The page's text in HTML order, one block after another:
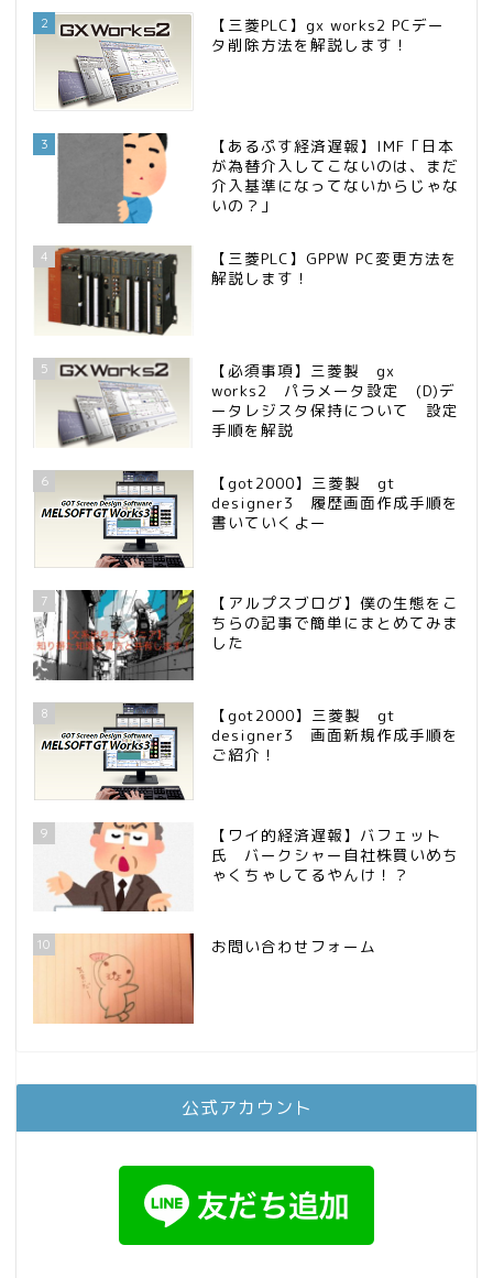
2
【三菱PLC】gx works2 PCデー
タ削除方法を解説します！
3
【あるぷす経済遅報】IMF「日本
が為替介入してこないのは、まだ
介入基準になってないからじゃな
いの？」
4
【三菱PLC】GPPW PC変更方法を
解説します！
5
【必須事項】三菱製 gx
works2 パラメータ設定 (D)デ
ータレジスタ保持について 設定
手順を解説
6
【got2000】三菱製 gt
designer3 履歴画面作成手順を
書いていくよー
7
【アルプスブログ】僕の生態をこ
ちらの記事で簡単にまとめてみま
した
8
【got2000】三菱製 gt
designer3 画面新規作成手順を
ご紹介！
9
【ワイ的経済遅報】バフェット
氏 バークシャー自社株買いめち
ゃくちゃしてるやんけ！？
10 お問い合わせフォーム
公式アカウント